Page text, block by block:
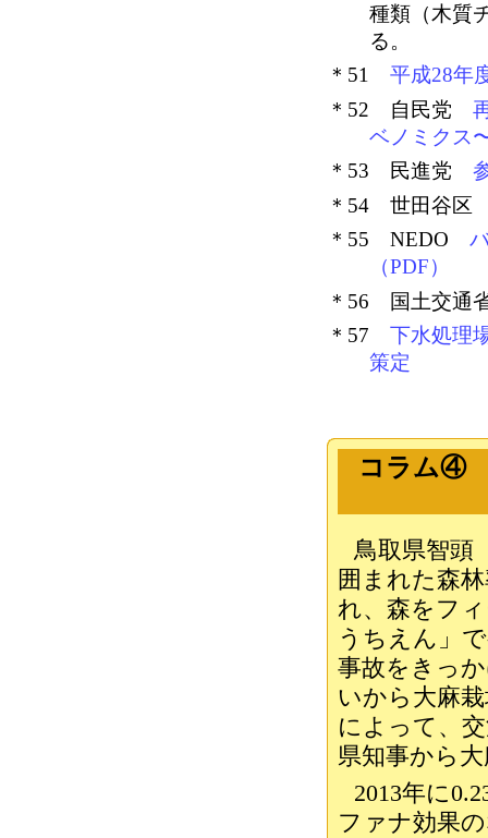
種類（木質
る。
＊51 平成28年
＊52 自民党
ベノミクス
＊53 民進党
＊54 世田谷
＊55 NEDO
（PDF）
＊56 国土交
＊57 下水処理
策定
コラム④
鳥取県智頭
囲まれた森
れ、森をフ
うちえん」
事故をきっ
いから大麻
によって、
県知事から
2013年に
ファナ効果